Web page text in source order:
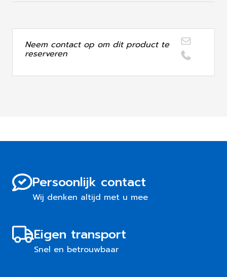
Neem contact op om dit product te
reserveren
Persoonlijk contact
Wij denken altijd met u mee
Eigen transport
Snel en betrouwbaar